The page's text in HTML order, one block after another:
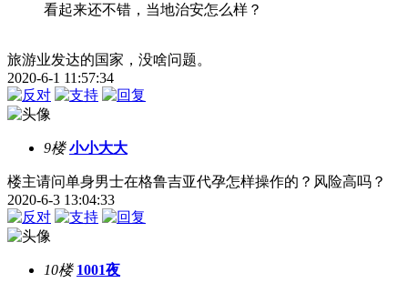
看起来还不错，当地治安怎么样？
旅游业发达的国家，没啥问题。
2020-6-1 11:57:34
9楼 小小大大
楼主请问单身男士在格鲁吉亚代孕怎样操作的？风险高吗？
2020-6-3 13:04:33
10楼 1001夜